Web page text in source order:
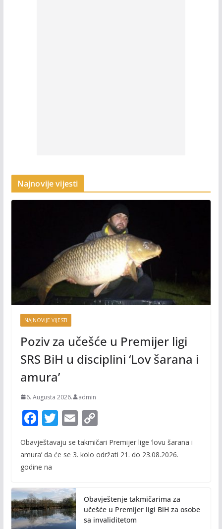
Najnovije vijesti
NAJNOVIJE VIJESTI
Poziv za učešće u Premijer ligi
SRS BiH u disciplini ‘Lov šarana i
amura’
6. Augusta 2026. admin
F
e
b
o
k
T
itt
E
ai
C
p
n
k
Obavještavaju se takmičari Premijer lige ‘lovu šarana i
amura’ da će se 3. kolo održati 21. do 23.08.2026.
godine na
Obavještenje takmičarima za
učešće u Premijer ligi BiH za osobe
sa invaliditetom